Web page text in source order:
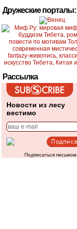
Дружеские порталы:
Рассылка
Новости из лесу
вестимо
Подписаться письмом